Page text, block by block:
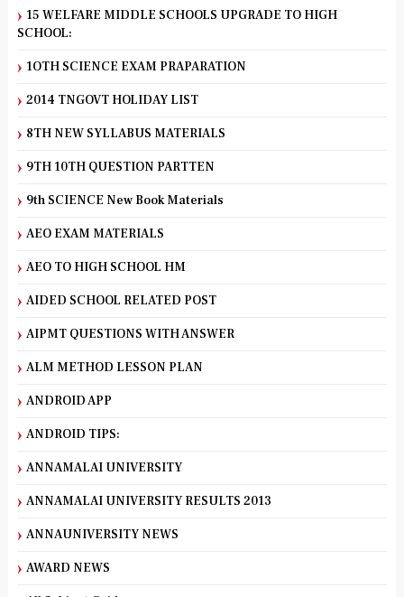
15 WELFARE MIDDLE SCHOOLS UPGRADE TO HIGH
SCHOOL:
1OTH SCIENCE EXAM PRAPARATION
2014 TNGOVT HOLIDAY LIST
8TH NEW SYLLABUS MATERIALS
9TH 10TH QUESTION PARTTEN
9th SCIENCE New Book Materials
AEO EXAM MATERIALS
AEO TO HIGH SCHOOL HM
AIDED SCHOOL RELATED POST
AIPMT QUESTIONS WITH ANSWER
ALM METHOD LESSON PLAN
ANDROID APP
ANDROID TIPS:
ANNAMALAI UNIVERSITY
ANNAMALAI UNIVERSITY RESULTS 2013
ANNAUNIVERSITY NEWS
AWARD NEWS